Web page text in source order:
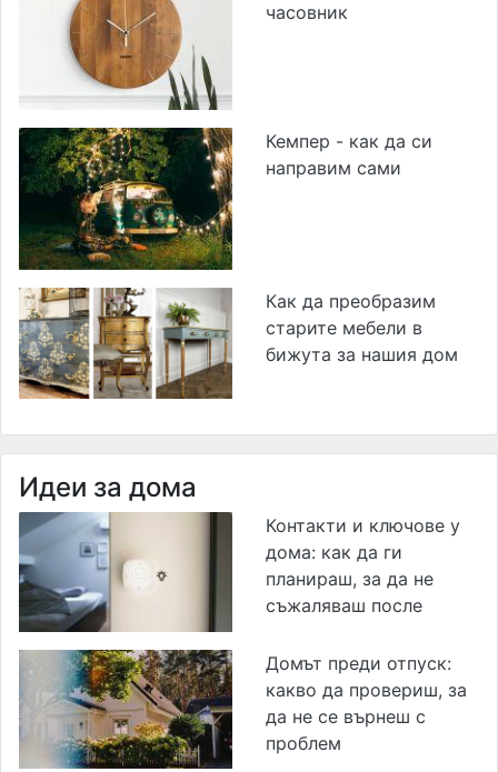
часовник
Кемпер - как да си
направим сами
Как да преобразим
старите мебели в
бижута за нашия дом
Идеи за дома
Контакти и ключове у
дома: как да ги
планираш, за да не
съжаляваш после
Домът преди отпуск:
какво да провериш, за
да не се върнеш с
проблем